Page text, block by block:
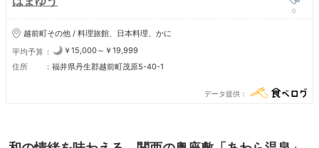
0
越前町その他 / 料理旅館、日本料理、かに
平均予算
￥15,000～￥19,999
住所
福井県丹生郡越前町茂原5-40-1
データ提供